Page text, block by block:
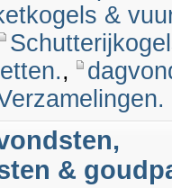
&
,
&